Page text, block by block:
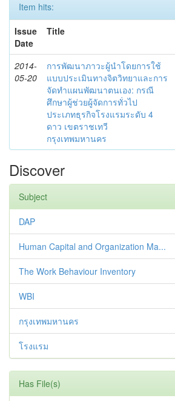
Item hits:
Issue
Date
Title
2014-
05-20
การพัฒนาภาวะผู้นำโดยการใช้
แบบประเมินทางจิตวิทยาและการ
จัดทำแผนพัฒนาตนเอง: กรณี
ศึกษาผู้ช่วยผู้จัดการทั่วไป
ประเภทธุรกิจโรงแรมระดับ 4
ดาว เขตราชเทวี
กรุงเทพมหานคร
Discover
Subject
DAP
Human Capital and Organization Ma...
The Work Behaviour Inventory
WBI
กรุงเทพมหานคร
โรงแรม
Has File(s)